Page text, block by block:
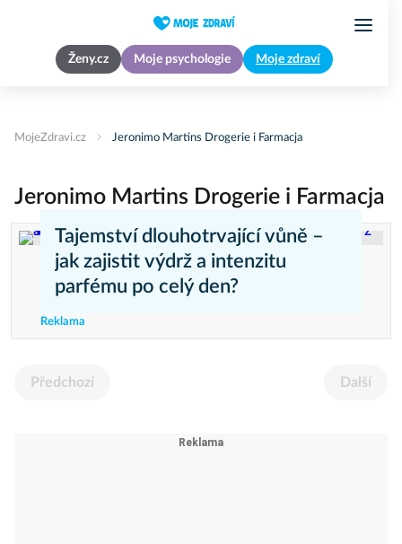
Ženy.cz Moje psychologie Moje zdraví
MojeZdravi.cz Jeronimo Martins Drogerie i Farmacja
Jeronimo Martins Drogerie i Farmacja
Tajemství dlouhotrvající vůně –
jak zajistit výdrž a intenzitu
parfému po celý den?
Reklama
Předchozí Další